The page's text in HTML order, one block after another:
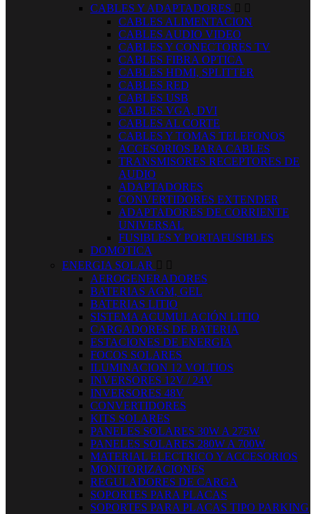
CABLES Y ADAPTADORES  
CABLES ALIMENTACION
CABLES AUDIO VIDEO
CABLES Y CONECTORES TV
CABLES FIBRA OPTICA
CABLES HDMI, SPLITTER
CABLES RED
CABLES USB
CABLES VGA, DVI
CABLES AL CORTE
CABLES Y TOMAS TELEFONOS
ACCESORIOS PARA CABLES
TRANSMISORES RECEPTORES DE
AUDIO
ADAPTADORES
CONVERTIDORES EXTENDER
ADAPTADORES DE CORRIENTE
UNIVERSAL
FUSIBLES Y PORTAFUSIBLES
DOMOTICA
ENERGIA SOLAR  
AEROGENERADORES
BATERIAS AGM, GEL
BATERIAS LITIO
SISTEMA ACUMULACIÓN LITIO
CARGADORES DE BATERIA
ESTACIONES DE ENERGIA
FOCOS SOLARES
ILUMINACION 12 VOLTIOS
INVERSORES 12V / 24V
INVERSORES 48V
CONVERTIDORES
KITS SOLARES
PANELES SOLARES 30W A 275W
PANELES SOLARES 280W A 700W
MATERIAL ELECTRICO Y ACCESORIOS
MONITORIZACIONES
REGULADORES DE CARGA
SOPORTES PARA PLACAS
SOPORTES PARA PLACAS TIPO PARKING